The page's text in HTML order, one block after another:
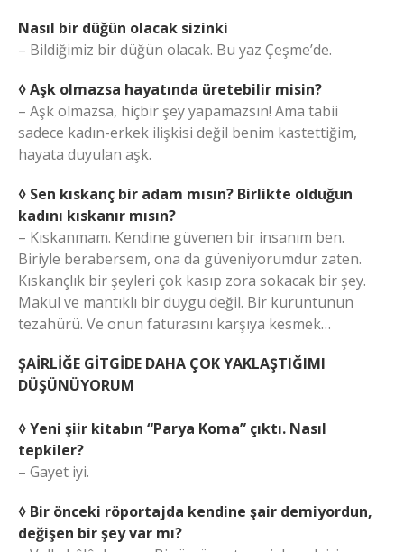
Nasıl bir düğün olacak sizinki
– Bildiğimiz bir düğün olacak. Bu yaz Çeşme’de.
◊ Aşk olmazsa hayatında üretebilir misin?
– Aşk olmazsa, hiçbir şey yapamazsın! Ama tabii
sadece kadın-erkek ilişkisi değil benim kastettiğim,
hayata duyulan aşk.
◊ Sen kıskanç bir adam mısın? Birlikte olduğun
kadını kıskanır mısın?
– Kıskanmam. Kendine güvenen bir insanım ben.
Biriyle berabersem, ona da güveniyorumdur zaten.
Kıskançlık bir şeyleri çok kasıp zora sokacak bir şey.
Makul ve mantıklı bir duygu değil. Bir kuruntunun
tezahürü. Ve onun faturasını karşıya kesmek…
ŞAİRLİĞE GİTGİDE DAHA ÇOK YAKLAŞTIĞIMI
DÜŞÜNÜYORUM
◊ Yeni şiir kitabın “Parya Koma” çıktı. Nasıl
tepkiler?
– Gayet iyi.
◊ Bir önceki röportajda kendine şair demiyordun,
değişen bir şey var mı?